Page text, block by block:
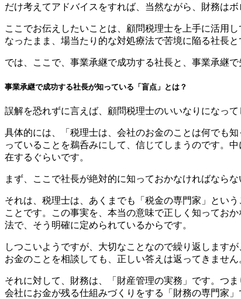
だけ考えてアドバイスをすれば、当然ながら、財務は
ここでお伝えしたいことは、顧問税理士を上手に活用
なったまま、場当たり的な対処療法で苦境に陥る社長
では、ここで、事業承継で成功する社長と、事業承継
事業承継で成功する社長が知っている「盲点」とは？
誤解を恐れずに言えば、顧問税理士のいいなりになって
具体的には、「税理士は、会社のお金のことは何でも
っていることを鵜呑みにして、信じてしまうのです。
在するぐらいです。
まず、ここで社長が絶対的に知っておかなければならな
それは、税理士は、あくまでも「税金の専門家」という
ことです。この事実を、本当の意味で正しく知ってお
法で、そう明確に定められているからです。
しつこいようですが、大切なことなので繰り返します
お金のことを相談しても、正しい答えは返ってきませ
それに対して、財務は、「財産管理の実務」です。つ
会社にお金が残る仕組みづくりをする「財務の専門家